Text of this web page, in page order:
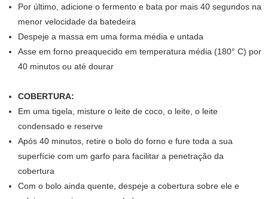
Por último, adicione o fermento e bata por mais 40 segundos na
menor velocidade da batedeira
Despeje a massa em uma forma média e untada
Asse em forno preaquecido em temperatura média (180° C) por
40 minutos ou até dourar
COBERTURA:
Em uma tigela, misture o leite de coco, o leite, o leite
condensado e reserve
Após 40 minutos, retire o bolo do forno e fure toda a sua
superfície com um garfo para facilitar a penetração da
cobertura
Com o bolo ainda quente, despeje a cobertura sobre ele e